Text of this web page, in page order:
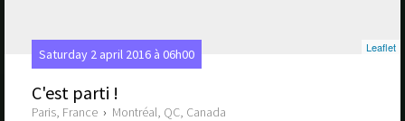
Leaflet
Saturday 2 april 2016 à 06h00
C'est parti !
Paris, France › Montréal, QC, Canada